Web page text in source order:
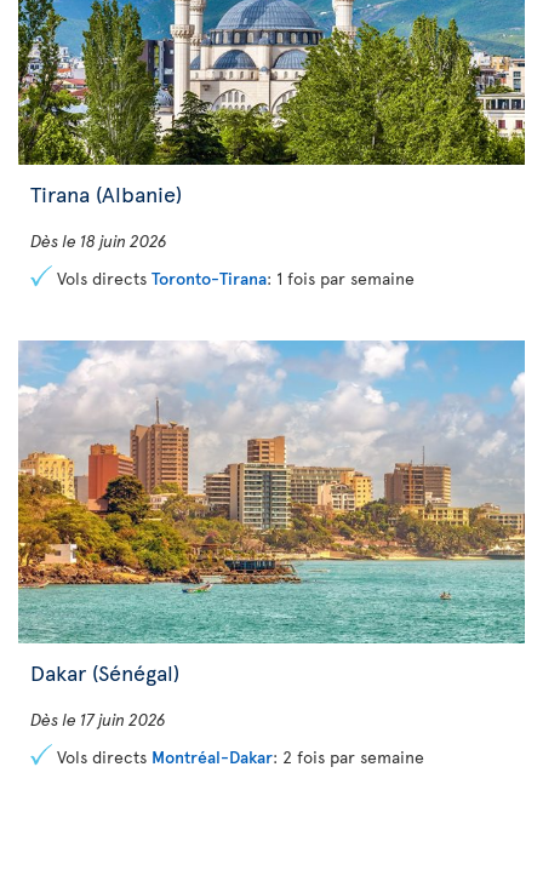
Tirana (Albanie)
Dès le 18 juin 2026
Vols directs Toronto-Tirana: 1 fois par semaine
Dakar (Sénégal)
Dès le 17 juin 2026
Vols directs Montréal-Dakar: 2 fois par semaine